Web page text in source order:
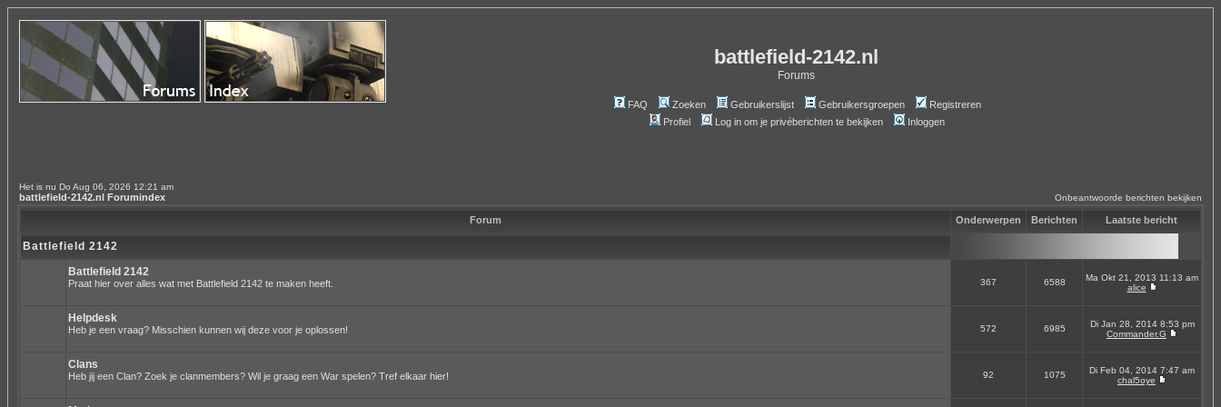
battlefield-2142.nl
Forums
FAQ Zoeken Gebruikerslijst Gebruikersgroepen
Registreren
Profiel
Log in om je privéberichten te bekijken Inloggen
Het is nu Do Aug 06, 2026 12:21 am
battlefield-2142.nl Forumindex Onbeantwoorde berichten bekijken
Forum Onderwerpen Berichten Laatste bericht
Battlefield 2142
Battlefield 2142
Praat hier over alles wat met Battlefield 2142 te maken heeft. 367 6588
Ma Okt 21, 2013 11:13 am
alice
Helpdesk
Heb je een vraag? Misschien kunnen wij deze voor je oplossen! 572 6985
Di Jan 28, 2014 8:53 pm
Commander.G
Clans
Heb jij een Clan? Zoek je clanmembers? Wil je graag een War spelen? Tref elkaar hier! 92 1075
Di Feb 04, 2014 7:47 am
chal5oye